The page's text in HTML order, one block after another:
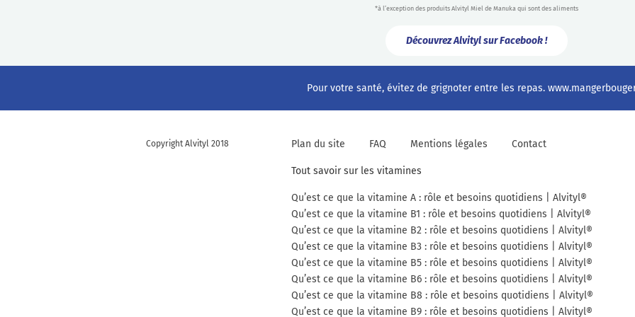
*à l’exception des produits Alvityl Miel de Manuka qui sont des aliments
Découvrez Alvityl sur Facebook !
Pour votre santé, évitez de grignoter entre les repas.
Copyright Alvityl 2018 Plan du site FAQ Mentions légales Contact
Tout savoir sur les vitamines
Qu’est ce que la vitamine A : rôle et besoins quotidiens | Alvityl®
Qu’est ce que la vitamine B1 : rôle et besoins quotidiens | Alvityl®
Qu’est ce que la vitamine B2 : rôle et besoins quotidiens | Alvityl®
Qu’est ce que la vitamine B3 : rôle et besoins quotidiens | Alvityl®
Qu’est ce que la vitamine B5 : rôle et besoins quotidiens | Alvityl®
Qu’est ce que la vitamine B6 : rôle et besoins quotidiens | Alvityl®
Qu’est ce que la vitamine B8 : rôle et besoins quotidiens | Alvityl®
Qu’est ce que la vitamine B9 : rôle et besoins quotidiens | Alvityl®